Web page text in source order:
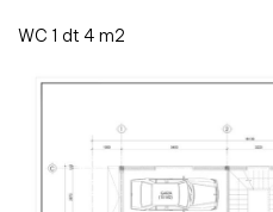
WC 1 dt 4 m2